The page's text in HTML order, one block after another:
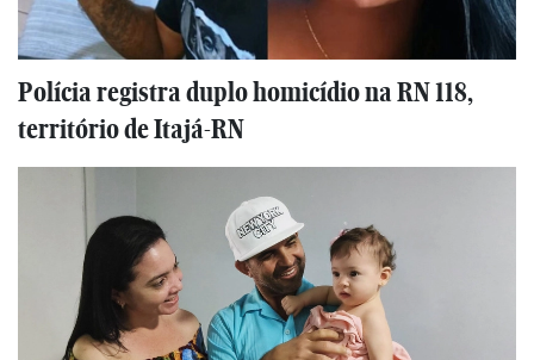
Polícia registra duplo homicídio na RN 118,
território de Itajá-RN